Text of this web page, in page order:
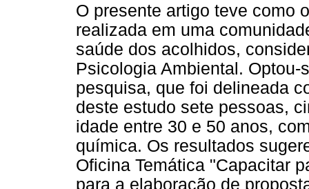
O presente artigo teve como
realizada em uma
saúde dos acolhidos,
Psicologia Ambiental.
pesquisa, que foi delineada
deste estudo sete pessoas,
idade entre 30 e 50 anos,
química. Os resultados
Oficina Temática "Capacitar
para a elaboração de